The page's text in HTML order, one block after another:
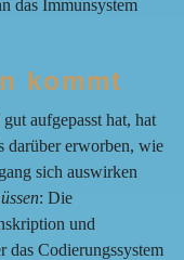
das Immunsystem
kommt
aufgepasst hat, hat
darüber erworben, wie
sich auswirken
: Die
und
das Codierungssystem